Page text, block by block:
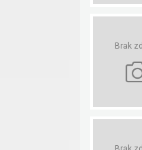
Brak